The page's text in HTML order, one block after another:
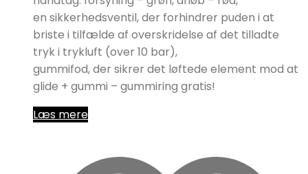
en sikkerhedsventil, der forhindrer puden i at
briste i tilfælde af overskridelse af det tilladte
tryk i trykluft (over 10 bar),
gummifod, der sikrer det løftede element mod at
glide + gummi – gummiring gratis!
Læs mere